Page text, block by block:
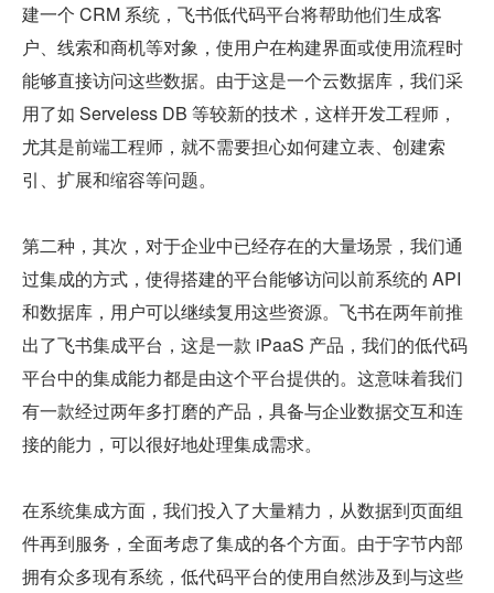
建一个 CRM 系统，飞书低代码平台将帮助他们生成客
户、线索和商机等对象，使用户在构建界面或使用流程时
能够直接访问这些数据。由于这是一个云数据库，我们采
用了如 Serveless DB 等较新的技术，这样开发工程师，
尤其是前端工程师，就不需要担心如何建立表、创建索
引、扩展和缩容等问题。
第二种，其次，对于企业中已经存在的大量场景，我们通
过集成的方式，使得搭建的平台能够访问以前系统的 API
和数据库，用户可以继续复用这些资源。飞书在两年前推
出了飞书集成平台，这是一款 iPaaS 产品，我们的低代码
平台中的集成能力都是由这个平台提供的。这意味着我们
有一款经过两年多打磨的产品，具备与企业数据交互和连
接的能力，可以很好地处理集成需求。
在系统集成方面，我们投入了大量精力，从数据到页面组
件再到服务，全面考虑了集成的各个方面。由于字节内部
拥有众多现有系统，低代码平台的使用自然涉及到与这些